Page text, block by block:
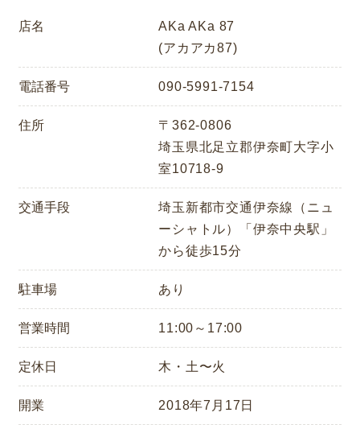
店名
AKa AKa 87
(アカアカ87)
電話番号 090-5991-7154
住所
〒362-0806
埼玉県北足立郡伊奈町大字小
室10718-9
交通手段
埼玉新都市交通伊奈線（ニュ
ーシャトル）「伊奈中央駅」
から徒歩15分
駐車場 あり
営業時間 11:00～17:00
定休日 木・土〜火
開業 2018年7月17日